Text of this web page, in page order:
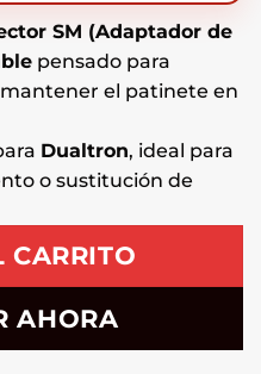
SM (Adaptador de
pensado para
el patinete en
Dualtron, ideal para
o sustitución de
CARRITO
AHORA